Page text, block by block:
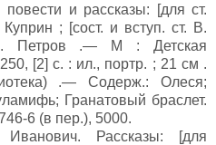
повести и рассказы: [для ст.
; [сост. и вступ. ст. В.
Петров .— М : Детская
[2] с. : ил., портр. ; 21 см .
.— Содерж.: Олеся;
Гранатовый браслет.
6 (в пер.), 5000.
Иванович. Рассказы: [для